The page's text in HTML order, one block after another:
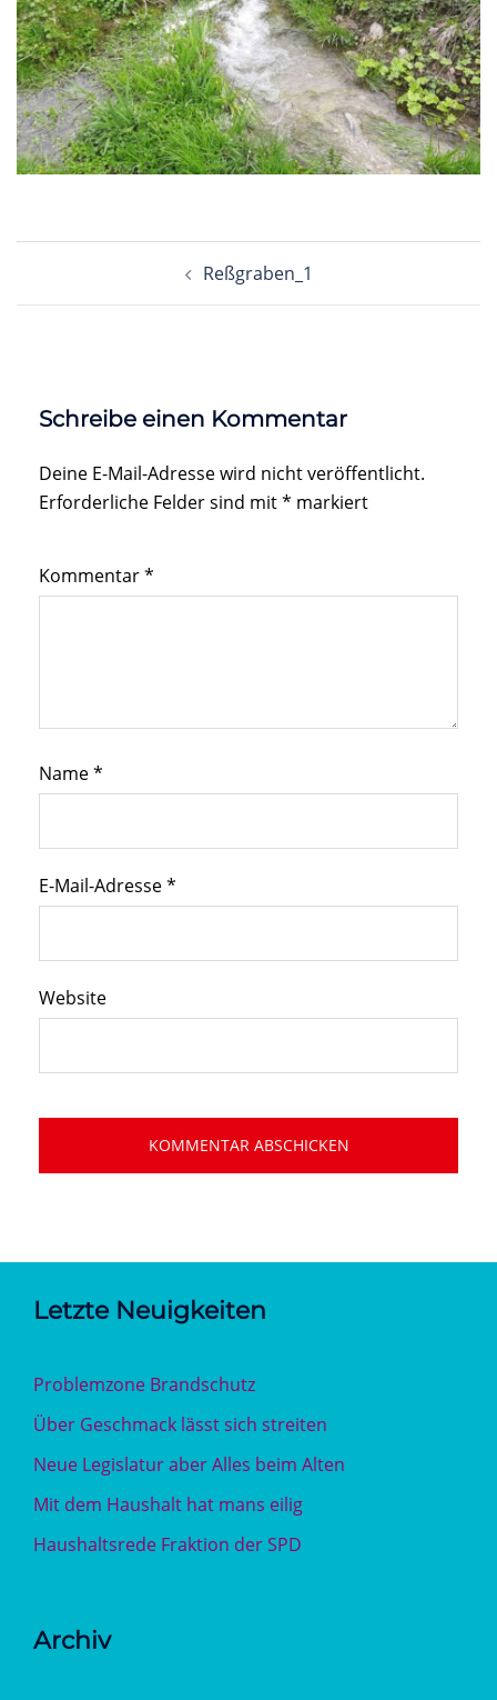
Reßgraben_1
Schreibe einen Kommentar
Deine E-Mail-Adresse wird nicht veröffentlicht.
Erforderliche Felder sind mit* markiert
Kommentar*
Name*
E-Mail-Adresse*
Website
Letzte Neuigkeiten
Problemzone Brandschutz
Über Geschmack lässt sich streiten
Neue Legislatur aber Alles beim Alten
Mit dem Haushalt hat mans eilig
Haushaltsrede Fraktion der SPD
Archiv